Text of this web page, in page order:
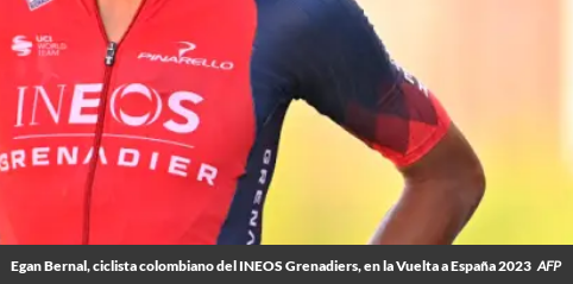
Egan Bernal, ciclista colombiano del INEOS Grenadiers, en la Vuelta a España 2023 AFP